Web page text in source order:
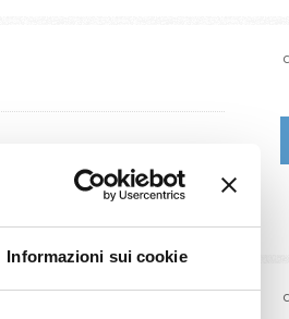
Informazioni sui cookie